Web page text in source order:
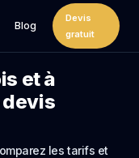
Blog
Devis
gratuit
et à
les tarifs et